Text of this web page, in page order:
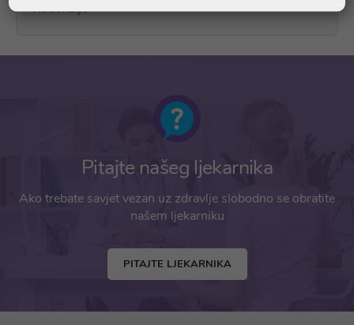
Recenzije
Pitajte našeg ljekarnika
Ako trebate savjet vezan uz zdravlje slobodno se obratite
našem ljekarniku
PITAJTE LJEKARNIKA